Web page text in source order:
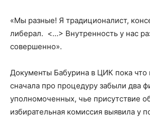
«Мы разные! Я традиционалист,
либерал. <…> Внутренность у нас
совершенно».
Документы Бабурина в ЦИК пока что
сначала про процедуру забыли два
уполномоченных, чье присутствие
избирательная комиссия выявила у